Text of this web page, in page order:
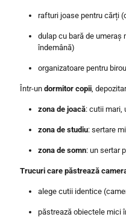
rafturi joase pentru cărți
dulap cu bară de umeraș
îndemână)
organizatoare pentru
Într-un dormitor copii ,
zona de joacă: cutii mari,
zona de studiu: sertare
zona de somn: un sertar
Trucuri care păstrează
alege cutii identice
păstrează obiectele mici